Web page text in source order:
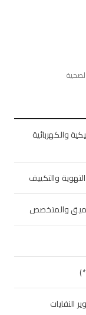
والكهربائية
والتكييف
والمتخصص
النفايات